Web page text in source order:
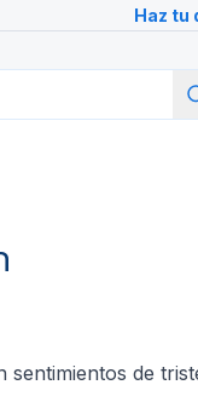
Haz tu
de